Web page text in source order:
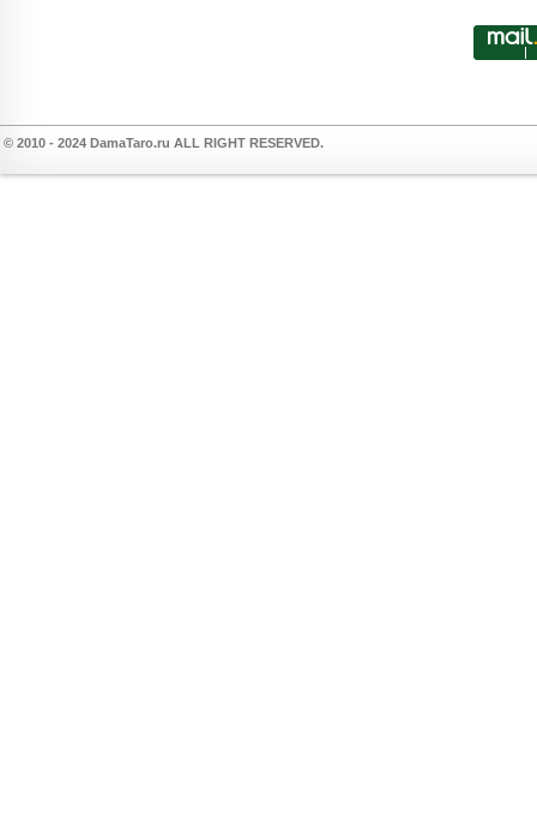
© 2010 - 2024 DamaTaro.ru ALL RIGHT RESERVED.